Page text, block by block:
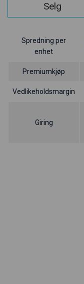
Selg
Spredning per
enhet
Premiumkjøp
Vedlikeholdsmargin
Giring